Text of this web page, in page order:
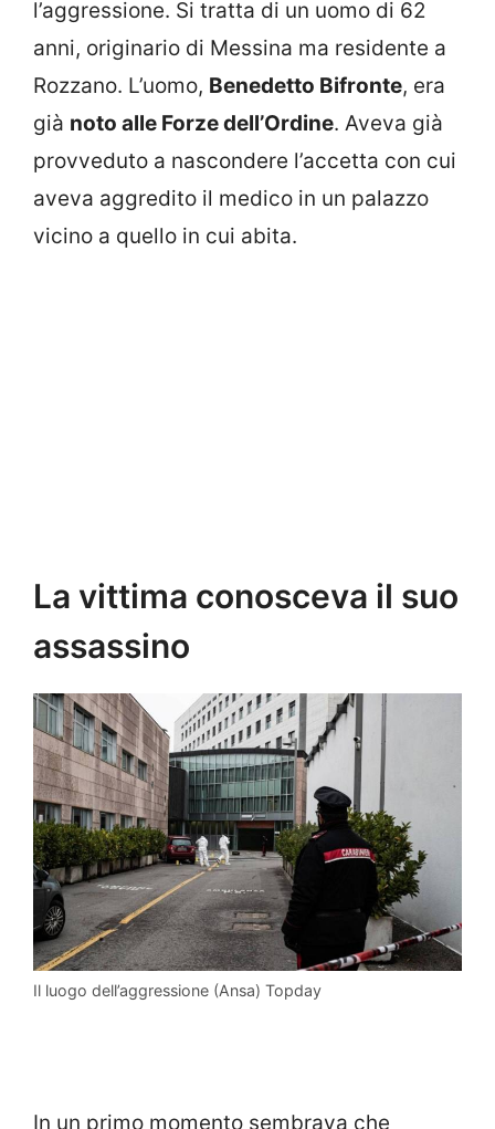
l’aggressione. Si tratta di un uomo di 62
anni, originario di Messina ma residente a
Rozzano. L’uomo, Benedetto Bifronte, era
già noto alle Forze dell’Ordine. Aveva già
provveduto a nascondere l’accetta con cui
aveva aggredito il medico in un palazzo
vicino a quello in cui abita.
La vittima conosceva il suo
assassino
Il luogo dell’aggressione (Ansa) Topday
In un primo momento sembrava che